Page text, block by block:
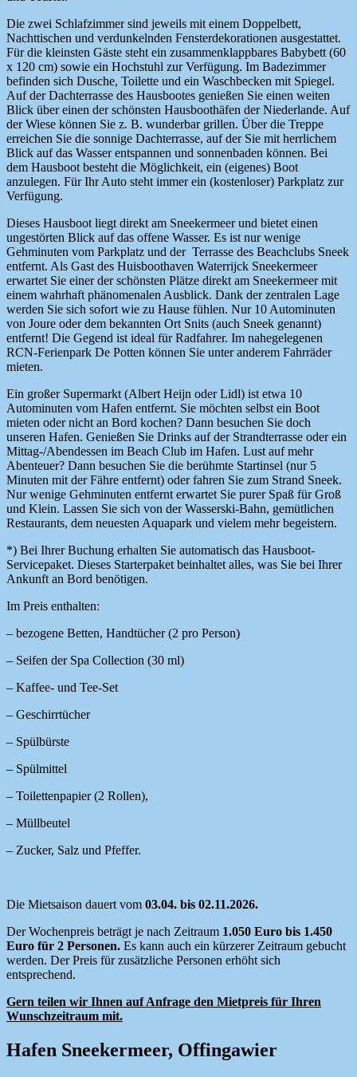
Die zwei Schlafzimmer sind jeweils mit einem Doppelbett,
Nachttischen und verdunkelnden Fensterdekorationen ausgestattet.
Für die kleinsten Gäste steht ein zusammenklappbares Babybett (60
x 120 cm) sowie ein Hochstuhl zur Verfügung. Im Badezimmer
befinden sich Dusche, Toilette und ein Waschbecken mit Spiegel.
Auf der Dachterrasse des Hausbootes genießen Sie einen weiten
Blick über einen der schönsten Hausboothäfen der Niederlande. Auf
der Wiese können Sie z. B. wunderbar grillen. Über die Treppe
erreichen Sie die sonnige Dachterrasse, auf der Sie mit herrlichem
Blick auf das Wasser entspannen und sonnenbaden können. Bei
dem Hausboot besteht die Möglichkeit, ein (eigenes) Boot
anzulegen. Für Ihr Auto steht immer ein (kostenloser) Parkplatz zur
Verfügung.
Dieses Hausboot liegt direkt am Sneekermeer und bietet einen
ungestörten Blick auf das offene Wasser. Es ist nur wenige
Gehminuten vom Parkplatz und der Terrasse des Beachclubs Sneek
entfernt. Als Gast des Huisboothaven Waterrijck Sneekermeer
erwartet Sie einer der schönsten Plätze direkt am Sneekermeer mit
einem wahrhaft phänomenalen Ausblick. Dank der zentralen Lage
werden Sie sich sofort wie zu Hause fühlen. Nur 10 Autominuten
von Joure oder dem bekannten Ort Snits (auch Sneek genannt)
entfernt! Die Gegend ist ideal für Radfahrer. Im nahegelegenen
RCN-Ferienpark De Potten können Sie unter anderem Fahrräder
mieten.
Ein großer Supermarkt (Albert Heijn oder Lidl) ist etwa 10
Autominuten vom Hafen entfernt. Sie möchten selbst ein Boot
mieten oder nicht an Bord kochen? Dann besuchen Sie doch
unseren Hafen. Genießen Sie Drinks auf der Strandterrasse oder ein
Mittag-/Abendessen im Beach Club im Hafen. Lust auf mehr
Abenteuer? Dann besuchen Sie die berühmte Startinsel (nur 5
Minuten mit der Fähre entfernt) oder fahren Sie zum Strand Sneek.
Nur wenige Gehminuten entfernt erwartet Sie purer Spaß für Groß
und Klein. Lassen Sie sich von der Wasserski-Bahn, gemütlichen
Restaurants, dem neuesten Aquapark und vielem mehr begeistern.
*) Bei Ihrer Buchung erhalten Sie automatisch das Hausboot-
Servicepaket. Dieses Starterpaket beinhaltet alles, was Sie bei Ihrer
Ankunft an Bord benötigen.
Im Preis enthalten:
– bezogene Betten, Handtücher (2 pro Person)
– Seifen der Spa Collection (30 ml)
– Kaffee- und Tee-Set
– Geschirrtücher
– Spülbürste
– Spülmittel
– Toilettenpapier (2 Rollen),
– Müllbeutel
– Zucker, Salz und Pfeffer.
Die Mietsaison dauert vom 03.04. bis 02.11.2026.
Der Wochenpreis beträgt je nach Zeitraum 1.050 Euro bis 1.450
Euro für 2 Personen. Es kann auch ein kürzerer Zeitraum gebucht
werden. Der Preis für zusätzliche Personen erhöht sich
entsprechend.
Gern teilen wir Ihnen auf Anfrage den Mietpreis für Ihren
Wunschzeitraum mit.
Hafen Sneekermeer, Offingawier